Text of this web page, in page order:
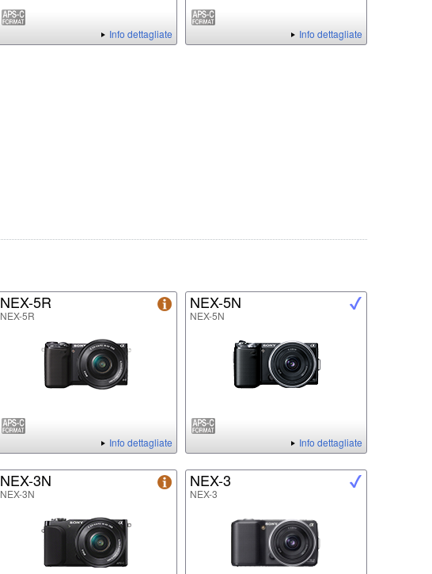
Info dettagliate Info dettagliate
NEX-5R
NEX-5R
Info dettagliate
NEX-5N
NEX-5N
Info dettagliate
NEX-3N
NEX-3N
NEX-3
NEX-3